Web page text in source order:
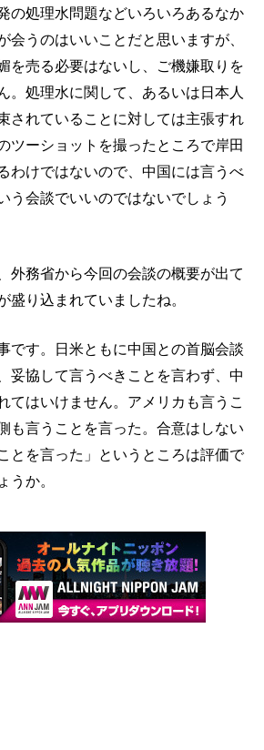
の処理水問題などいろいろあるなか
会うのはいいことだと思いますが、
を売る必要はないし、ご機嫌取りを
。処理水に関して、あるいは日本人
されていることに対しては主張すれ
ツーショットを撮ったところで岸田
わけではないので、中国には言うべ
う会談でいいのではないでしょう
外務省から今回の会談の概要が出て
盛り込まれていましたね。
です。日米ともに中国との首脳会談
妥協して言うべきことを言わず、中
てはいけません。アメリカも言うこ
も言うことを言った。合意はしない
とを言った」というところは評価で
うか。